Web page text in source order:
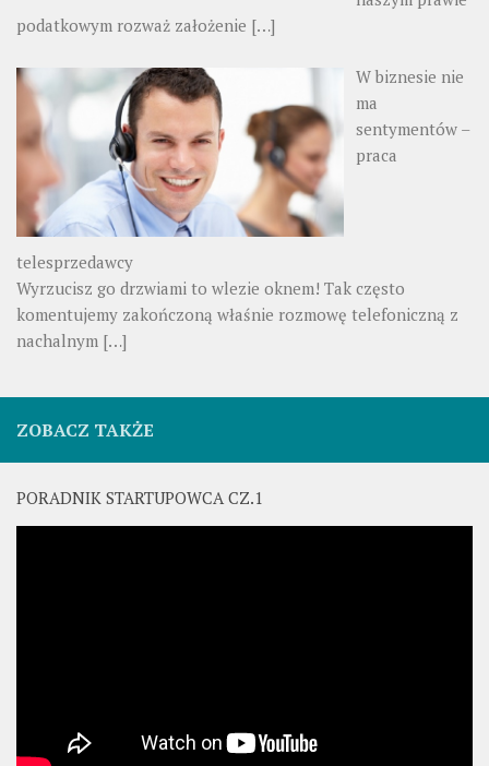
podatkowym rozważ założenie […]
W biznesie nie
ma
sentymentów –
praca
telesprzedawcy
Wyrzucisz go drzwiami to wlezie oknem! Tak często
komentujemy zakończoną właśnie rozmowę telefoniczną z
nachalnym […]
ZOBACZ TAKŻE
PORADNIK STARTUPOWCA CZ.1